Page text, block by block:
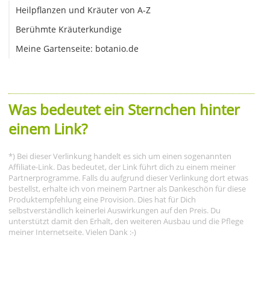
Heilpflanzen und Kräuter von A-Z
Berühmte Kräuterkundige
Meine Gartenseite: botanio.de
Was bedeutet ein Sternchen hinter
einem Link?
*) Bei dieser Verlinkung handelt es sich um einen sogenannten
Affiliate-Link. Das bedeutet, der Link führt dich zu einem meiner
Partnerprogramme. Falls du aufgrund dieser Verlinkung dort etwas
bestellst, erhalte ich von meinem Partner als Dankeschön für diese
Produktempfehlung eine Provision. Dies hat für Dich
selbstverständlich keinerlei Auswirkungen auf den Preis. Du
unterstützt damit den Erhalt, den weiteren Ausbau und die Pflege
meiner Internetseite. Vielen Dank :-)